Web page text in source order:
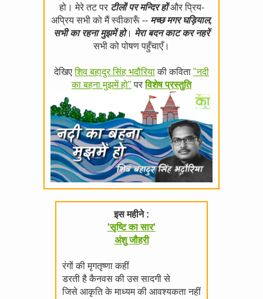
हो। मेरे तट पर टीलों पर मन्दिर होंऔर प्रिय-
अप्रिय सभी को मैं स्वीकारूँ -- मच्छ मगर घड़ियाल,
सभी का रहना मुझमें हो। मेरा बदन काट कर नहरें
सभी को पोषण पहुँचाएँ।
देखिएशिव बहादुर सिंह भदौरियाकी कविता "नदी
का बहना मुझमें हो" परविशेष प्रस्तुति
इस महीने :
'सृष्टि का सार'
अंशु जौहरी
रंगों की मृगतृष्णा कहीं
डरती है कैनवस की उस सादगी से
जिसे आकृति के माध्यम की आवश्यकता नहीं